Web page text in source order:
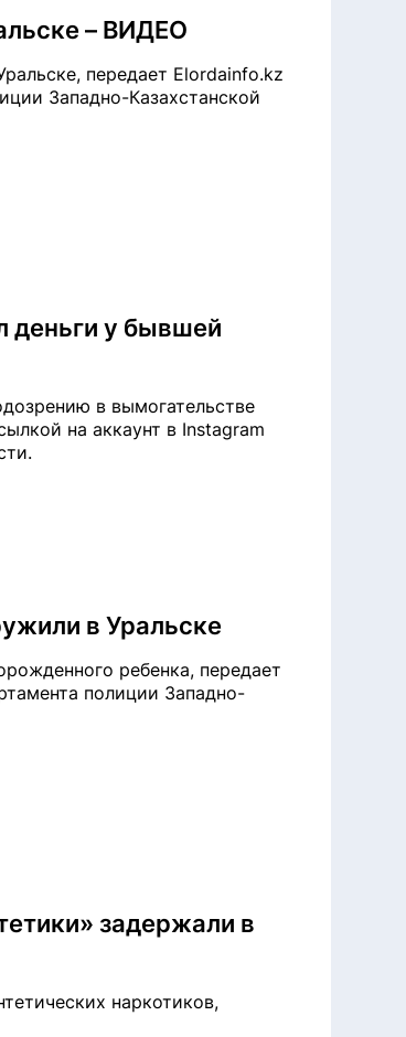
– ВИДЕО
передает Elordainfo.kz
Западно-Казахстанской
деньги у бывшей
в вымогательстве
на аккаунт в Instagram
в Уральске
ребенка, передает
полиции Западно-
задержали в
наркотиков,